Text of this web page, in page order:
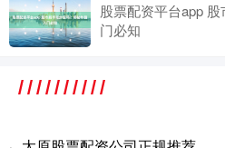
股票配资平台app
门必知